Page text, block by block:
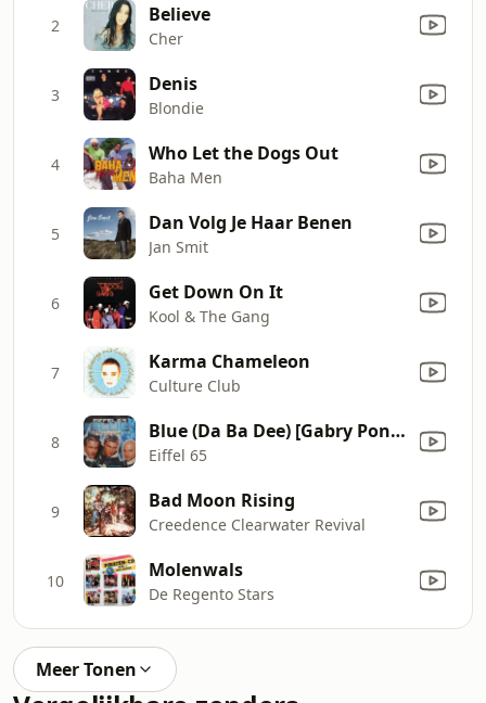
2 Believe
Cher
3 Denis
Blondie
4 Who Let the Dogs Out
Baha Men
5 Dan Volg Je Haar Benen
Jan Smit
6 Get Down On It
Kool & The Gang
7 Karma Chameleon
Culture Club
8 Blue (Da Ba Dee) [Gabry Ponte Ice Pop Mix]
Eiffel 65
9 Bad Moon Rising
Creedence Clearwater Revival
10 Molenwals
De Regento Stars
Meer Tonen